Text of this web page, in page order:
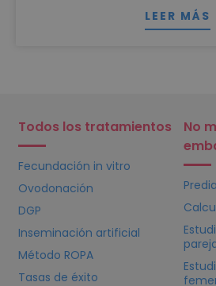
LEER MÁS
Todos los tratamientos
Fecundación in vitro
Ovodonación
DGP
Inseminación artificial
Método ROPA
Tasas de éxito
No